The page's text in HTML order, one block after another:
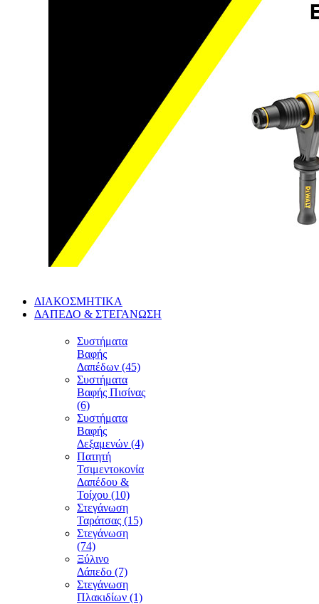
ΔΙΑΚΟΣΜΗΤΙΚΑ
ΔΑΠΕΔΟ & ΣΤΕΓΑΝΩΣΗ
Συστήματα
Βαφής
Δαπέδων (45)
Συστήματα
Βαφής Πισίνας
(6)
Συστήματα
Βαφής
Δεξαμενών (4)
Πατητή
Τσιμεντοκονία
Δαπέδου &
Τοίχου (10)
Στεγάνωση
Ταράτσας (15)
Στεγάνωση
(74)
Ξύλινο
Δάπεδο (7)
Στεγάνωση
Πλακιδίων (1)